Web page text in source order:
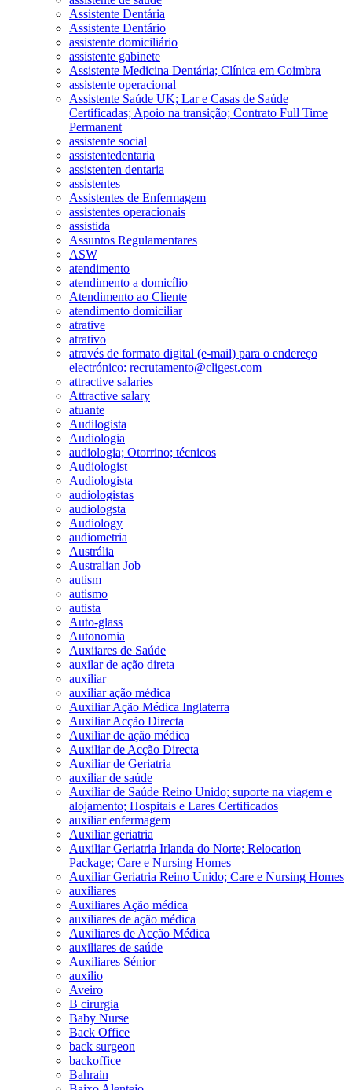
Assistente Dentária
Assistente Dentário
assistente domiciliário
assistente gabinete
Assistente Medicina Dentária; Clínica em Coimbra
assistente operacional
Assistente Saúde UK; Lar e Casas de Saúde
Certificadas; Apoio na transição; Contrato Full Time
Permanent
assistente social
assistentedentaria
assistenten dentaria
assistentes
Assistentes de Enfermagem
assistentes operacionais
assistida
Assuntos Regulamentares
ASW
atendimento
atendimento a domicílio
Atendimento ao Cliente
atendimento domiciliar
atrative
atrativo
através de formato digital (e-mail) para o endereço
electrónico: recrutamento@cligest.com
attractive salaries
Attractive salary
atuante
Audilogista
Audiologia
audiologia; Otorrino; técnicos
Audiologist
Audiologista
audiologistas
audiologsta
Audiology
audiometria
Austrália
Australian Job
autism
autismo
autista
Auto-glass
Autonomia
Auxiiares de Saúde
auxilar de ação direta
auxiliar
auxiliar ação médica
Auxiliar Ação Médica Inglaterra
Auxiliar Acção Directa
Auxiliar de ação médica
Auxiliar de Acção Directa
Auxiliar de Geriatria
auxiliar de saúde
Auxiliar de Saúde Reino Unido; suporte na viagem e
alojamento; Hospitais e Lares Certificados
auxiliar enfermagem
Auxiliar geriatria
Auxiliar Geriatria Irlanda do Norte; Relocation
Package; Care e Nursing Homes
Auxiliar Geriatria Reino Unido; Care e Nursing Homes
auxiliares
Auxiliares Ação médica
auxiliares de ação médica
Auxiliares de Acção Médica
auxiliares de saúde
Auxiliares Sénior
auxilio
Aveiro
B cirurgia
Baby Nurse
Back Office
back surgeon
backoffice
Bahrain